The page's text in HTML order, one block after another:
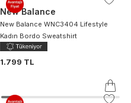
New Balance
New Balance WNC3404 Lifestyle
Kadın Bordo Sweatshirt
1.799 TL